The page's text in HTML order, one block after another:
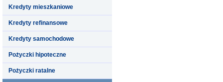
Kredyty mieszkaniowe
Kredyty refinansowe
Kredyty samochodowe
Pożyczki hipoteczne
Pożyczki ratalne